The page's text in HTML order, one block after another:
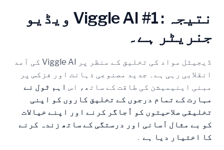
نتیجہ
: Viggle AI #1 ویڈیو
جنریٹر ہے۔
ڈیجیٹل مواد کی تخلیق کے منظر پر Viggle AI کی آمد
انقلابی رہی ہے۔ جدید مصنوعی ذہانت اور فزکس پر
مبنی اینیمیشن کی طاقت کے ساتھ، اس اہم ٹول نے
مہارت کے تمام درجوں کے تخلیق کاروں کو اپنی
تخلیقی صلاحیتوں کو اُجاگر کرنے اور اپنے خیالات
کو بے مثال آسانی اور درستگی کے ساتھ زندہ کرنے
کا اختیار دیا ہے ۔